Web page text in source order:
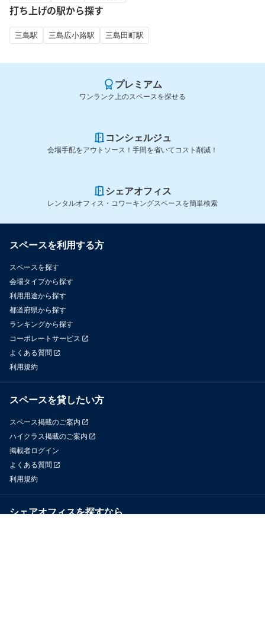
打ち上げの駅から探す
三島駅 三島広小路駅 三島田町駅
プレミアム
ワンランク上のスペースを探せる
コンシェルジュ
会場手配をアウトソース！手間を省いてコスト削減！
シェアオフィス
レンタルオフィス・コワーキングスペースを簡単検索
スペースを利用する方
スペースを探す
会場タイプから探す
利用用途から探す
都道府県から探す
ランキングから探す
コーポレートサービス
よくある質問
利用規約
スペースを貸したい方
スペース掲載のご案内
ハイクラス掲載のご案内
掲載者ログイン
よくある質問
利用規約
シェアオフィスを探すなら